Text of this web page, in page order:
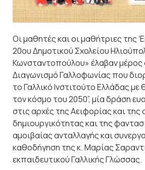
Οι μαθητές και οι μαθήτριες της
20ουΔημοτικού Σχολείου
Κωνσταντοπούλου» έλαβαν μέρος
Διαγωνισμό Γαλλοφωνίας που
το Γαλλικό Ινστιτούτο Ελλάδας με
τον κόσμο του 2050”, μία δράση
στις αρχές της Αειφορίας και
δημιουργικότητας και της
αμοιβαίας ανταλλαγής και
καθοδήγηση της κ. Μαρίας
εκπαιδευτικού Γαλλικής Γλώσσας.